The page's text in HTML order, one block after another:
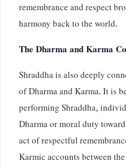
remembrance and respect
harmony back to the world.
The Dharma and Karma
Shraddha is also deeply
of Dharma and Karma. It is
performing Shraddha,
Dharma or moral duty
act of respectful
Karmic accounts between